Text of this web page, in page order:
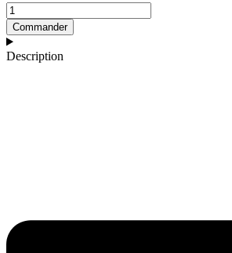
quantité
de
Robinet
murale
arrondi
Commander
Description